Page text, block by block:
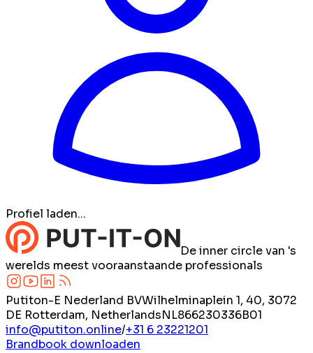
Profiel laden...
De inner circle van 's
werelds meest vooraanstaande professionals
Putiton-E Nederland BVWilhelminaplein 1, 40, 3072
DE Rotterdam, NetherlandsNL866230336B01
info@putiton.online/+31 6 23221201
Brandbook downloaden